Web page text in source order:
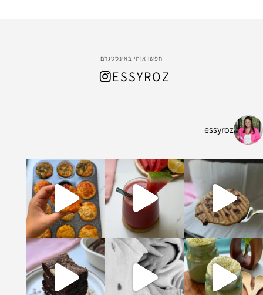
חפשו אותי באינסטגרם
ESSYROZ
essyroz
החום המתקרב, הכנתי
ושיבולת שועל עשיר ומהמם שמתאים לארוח
וברוכה שיש בעולם
וקקאו מופלא ונימוח והכי אבל הכי טעים